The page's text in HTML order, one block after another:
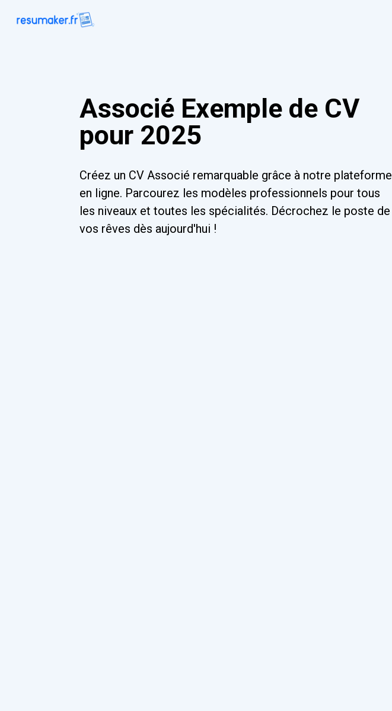
Associé Exemple de CV
pour 2025
Créez un CV Associé remarquable grâce à notre plateforme
en ligne. Parcourez les modèles professionnels pour tous
les niveaux et toutes les spécialités. Décrochez le poste de
vos rêves dès aujourd'hui !